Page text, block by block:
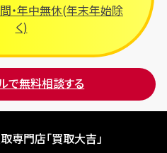
間・年中無休(年末年始除
く)
で無料相談する
専門店「買取大吉」